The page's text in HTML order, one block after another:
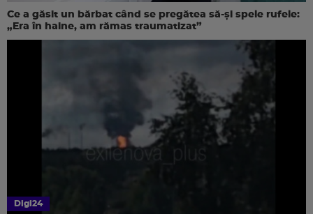
Ce a găsit un bărbat când se pregătea să-și spele rufele:
„Era în haine, am rămas traumatizat”
Digi24